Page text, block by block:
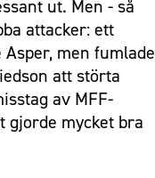
ut. Men - så
attacker: ett
men fumlade
att störta
av MFF-
gjorde mycket bra